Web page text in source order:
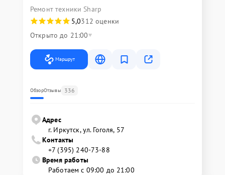
Ремонт техники Sharp
5,0312 оценки
Открыто до 21:00
Маршрут
ОбзорОтзывы 336
Адрес
г. Иркутск, ул. ​Гоголя, 57
Контакты
+7 (395) 240-73-88
Время работы
Работаем с 09:00 до 21:00